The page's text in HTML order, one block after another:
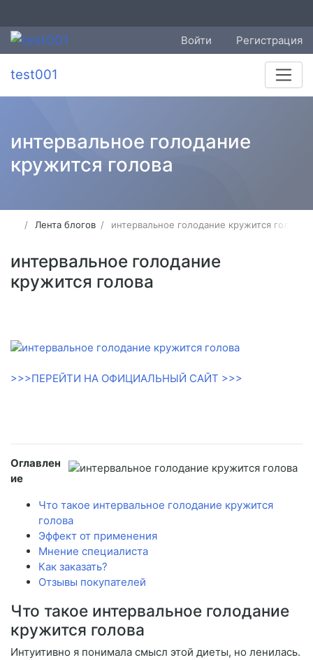
Войти Регистрация
test001
интервальное голодание
кружится голова
Лента блогов интервальное голодание кружится голова
интервальное голодание
кружится голова
>>>ПЕРЕЙТИ НА ОФИЦИАЛЬНЫЙ САЙТ >>>
Оглавлен
ие
Что такое интервальное голодание кружится
голова
Эффект от применения
Мнение специалиста
Как заказать?
Отзывы покупателей
Что такое интервальное голодание
кружится голова
Интуитивно я понимала смысл этой диеты, но ленилась.